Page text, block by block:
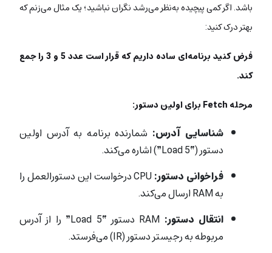
باشد. اگر کمی پیچیده به‌نظر می‌رشد نگران نباشید؛ یک مثال می‌زنم که
بهتر درک کنید:
فرض کنید برنامه‌ای ساده داریم که قرار است عدد 5 و 3 را جمع
کند.
مرحله Fetch برای اولین دستور:
شناسایی آدرس: شمارنده برنامه به آدرس اولین
دستور (“Load 5”) اشاره می‌کند.
فراخوانی دستور:
CPU درخواست این دستورالعمل را
به RAM ارسال می‌کند.
انتقال دستور:
RAM دستور “Load 5” را از آدرس
مربوطه به رجیستر دستور (IR) می‌فرستد.